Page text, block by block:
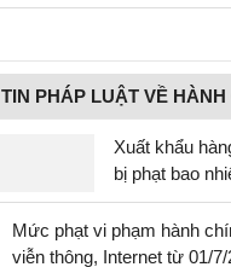
TIN PHÁP LUẬT VỀ HÀNH
Xuất khẩu
bị phạt bao
Mức phạt vi phạm hành
viễn thông, Internet từ 01/7/